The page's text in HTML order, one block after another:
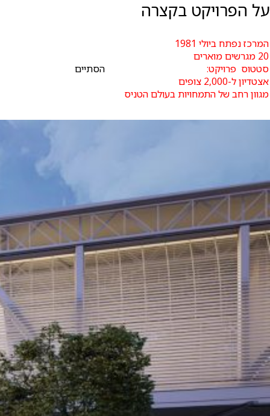
על הפרויקט בקצרה
המרכז נפתח ביולי 1981
20 מגרשים מוארים
סטטוס פרויקט:
הסתיים
אצטדיון ל-2,000 צופים
מגוון רחב של התמחויות בעולם הטניס